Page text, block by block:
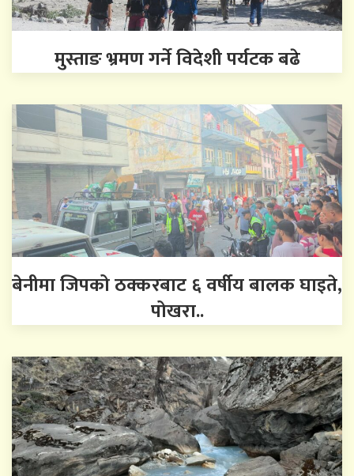
मुस्ताङ भ्रमण गर्ने विदेशी पर्यटक बढे
बेनीमा जिपको ठक्करबाट ६ वर्षीय बालक घाइते,
पोखरा..